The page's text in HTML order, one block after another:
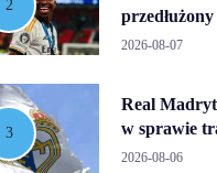
przedłużony
2026-08-07
Real
w sprawie
2026-08-06